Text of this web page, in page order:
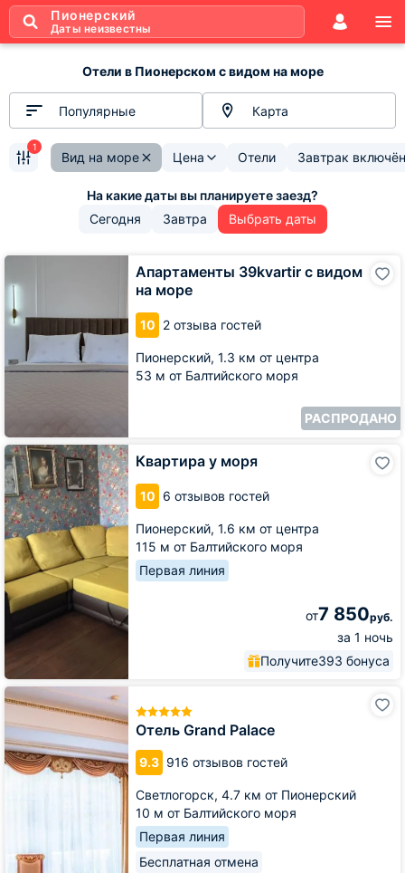
Пионерский
Даты неизвестны
Отели в Пионерском с видом на море
Популярные Карта
Вид на море Цена Отели Завтрак включён
1
Сегодня Завтра Выбрать даты
Апартаменты 39kvartir с видом
на море
10 2 отзыва гостей
Пионерский, 1.3 км от центра
53 м от Балтийского моря
РАСПРОДАНО
Апартаменты
видом
на
море
Квартира у моря
10 6 отзывов гостей
Пионерский, 1.6 км от центра
115 м от Балтийского моря
Первая линия
от7 850руб.
за 1 ночь
Получите393 бонуса
Квартира
у
моря
Отель Grand Palace
9.3 916 отзывов гостей
Светлогорск, 4.7 км от Пионерский
10 м от Балтийского моря
Первая линия
Бесплатная отмена
Отель
Grand
Palace